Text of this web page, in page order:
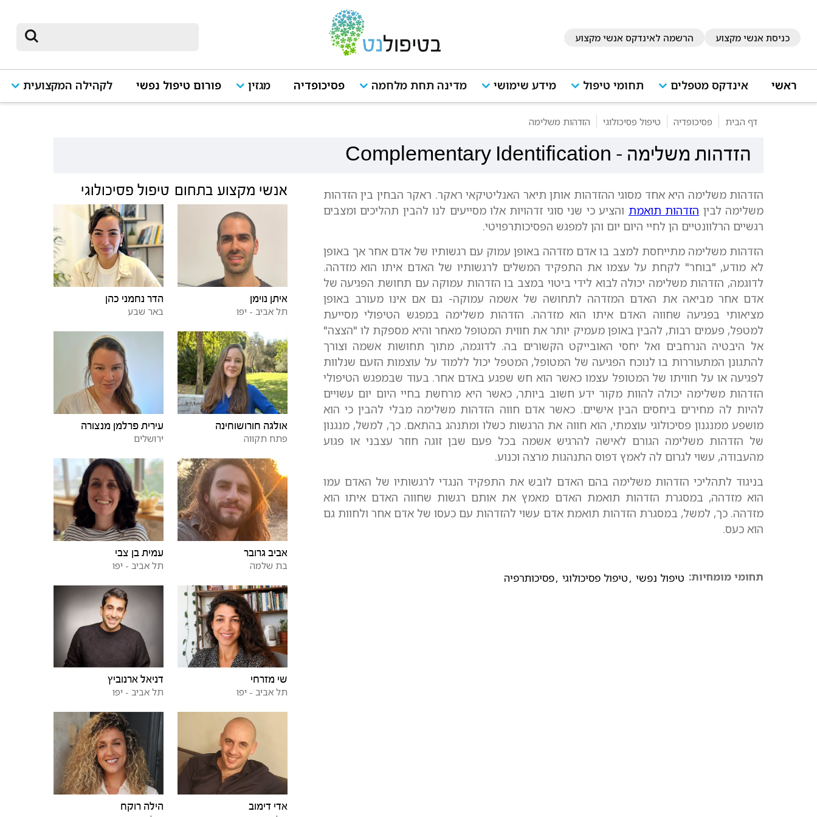
כניסת אנשי מקצוע הרשמה לאינדקס אנשי מקצוע
ראשי אינדקס מטפלים תחומי טיפול מידע שימושי מדינה תחת מלחמה פסיכופדיה מגזין פורום טיפול נפשי לקהילה המקצועית
דף הבית פסיכופדיה טיפול פסיכולוגי הזדהות משלימה
Complementary Identification - הזדהות משלימה
הזדהות משלימה היא אחד מסוגי ההזדהות אותן תיאר האנליטיקאי ראקר. ראקר הבחין בין הזדהות
משלימה לבין הזדהות תואמת והציע כי שני סוגי זדהויות אלו מסייעים לנו להבין תהליכים ומצבים
רגשיים הרלוונטיים הן לחיי היום יום והן למפגש הפסיכותרפויטי.
הזדהות משלימה מתייחסת למצב בו אדם מזדהה באופן עמוק עם רגשותיו של אדם אחר אך באופן
לא מודע, "בוחר" לקחת על עצמו את התפקיד המשלים לרגשותיו של האדם איתו הוא מזדהה.
לדוגמה, הזדהות משלימה יכולה לבוא לידי ביטוי במצב בו הזדהות עמוקה עם תחושת הפגיעה של
אדם אחר מביאה את האדם המזדהה לתחושה של אשמה עמוקה- גם אם אינו מעורב באופן
מציאותי בפגיעה שחווה האדם איתו הוא מזדהה. הזדהות משלימה במפגש הטיפולי מסייעת
למטפל, פעמים רבות, להבין באופן מעמיק יותר את חווית המטופל מאחר והיא מספקת לו "הצצה"
אל היבטיה הנרחבים ואל יחסי האובייקט הקשורים בה. לדוגמה, מתוך תחושות אשמה וצורך
להתגונן המתעוררות בו לנוכח הפגיעה של המטופל, המטפל יכול ללמוד על עוצמות הזעם שנלוות
לפגיעה או על חוויתו של המטופל עצמו כאשר הוא חש שפגע באדם אחר. בעוד שבמפגש הטיפולי
הזדהות משלימה יכולה להוות מקור ידע חשוב ביותר, כאשר היא מרחשת בחיי היום יום עשויים
להיות לה מחירים ביחסים הבין אישיים. כאשר אדם חווה הזדהות משלימה מבלי להבין כי הוא
מושפע ממנגנון פסיכולוגי עוצמתי, הוא חווה את הרגשות כשלו ומתנהג בהתאם. כך, למשל, מנגנון
של הזדהות משלימה הגורם לאישה להרגיש אשמה בכל פעם שבן זוגה חוזר עצבני או פגוע
מהעבודה, עשוי לגרום לה לאמץ דפוס התנהגות מרצה וכנוע.
בניגוד לתהליכי הזדהות משלימה בהם האדם לובש את התפקיד הנגדי לרגשותיו של האדם עמו
הוא מזדהה, במסגרת הזדהות תואמת האדם מאמץ את אותם רגשות שחווה האדם איתו הוא
מזדהה. כך, למשל, במסגרת הזדהות תואמת אדם עשוי להזדהות עם כעסו של אדם אחר ולחוות גם
הוא כעס.
תחומי מומחיות: טיפול נפשי ,טיפול פסיכולוגי ,פסיכותרפיה
אנשי מקצוע בתחום טיפול פסיכולוגי
איתן נוימן
תל אביב - יפו
הדר נחמני כהן
באר שבע
אולגה חורושוחינה
פתח תקווה
עירית פרלמן מנצורה
ירושלים
אביב גרובר
בת שלמה
עמית בן צבי
תל אביב - יפו
שי מזרחי
תל אביב - יפו
דניאל ארנוביץ
תל אביב - יפו
אדי דימוב
הילה רוקח